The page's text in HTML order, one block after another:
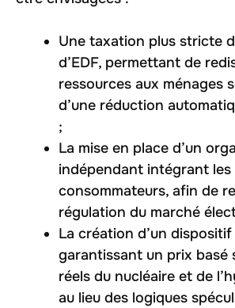
Une taxation plus stricte
d’EDF, permettant de
ressources aux ménages
d’une réduction
;
La mise en place d’un
indépendant intégrant
consommateurs, afin de
régulation du marché
La création d’un
garantissant un prix basé
réels du nucléaire et de
au lieu des logiques